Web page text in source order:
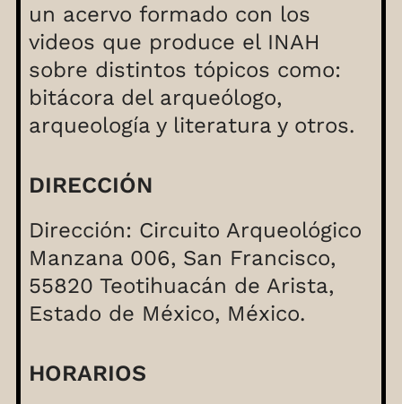
un acervo formado con los
videos que produce el INAH
sobre distintos tópicos como:
bitácora del arqueólogo,
arqueología y literatura y otros.
DIRECCIÓN
Dirección: Circuito Arqueológico
Manzana 006, San Francisco,
55820 Teotihuacán de Arista,
Estado de México, México.
HORARIOS